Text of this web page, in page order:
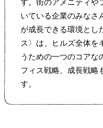
す。街のアメニティや
いている企業のみなさ
が成長できる環境とし
ス〉は、ヒルズ全体を
うための一つのコアな
フィス戦略、成長戦略
す。